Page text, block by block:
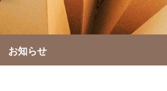
お知らせ